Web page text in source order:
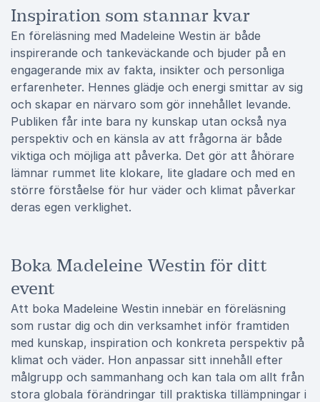
Inspiration som stannar kvar
En föreläsning med Madeleine Westin är både
inspirerande och tankeväckande och bjuder på en
engagerande mix av fakta, insikter och personliga
erfarenheter. Hennes glädje och energi smittar av sig
och skapar en närvaro som gör innehållet levande.
Publiken får inte bara ny kunskap utan också nya
perspektiv och en känsla av att frågorna är både
viktiga och möjliga att påverka. Det gör att åhörare
lämnar rummet lite klokare, lite gladare och med en
större förståelse för hur väder och klimat påverkar
deras egen verklighet.
Boka Madeleine Westin för ditt
event
Att boka Madeleine Westin innebär en föreläsning
som rustar dig och din verksamhet inför framtiden
med kunskap, inspiration och konkreta perspektiv på
klimat och väder. Hon anpassar sitt innehåll efter
målgrupp och sammanhang och kan tala om allt från
stora globala förändringar till praktiska tillämpningar i